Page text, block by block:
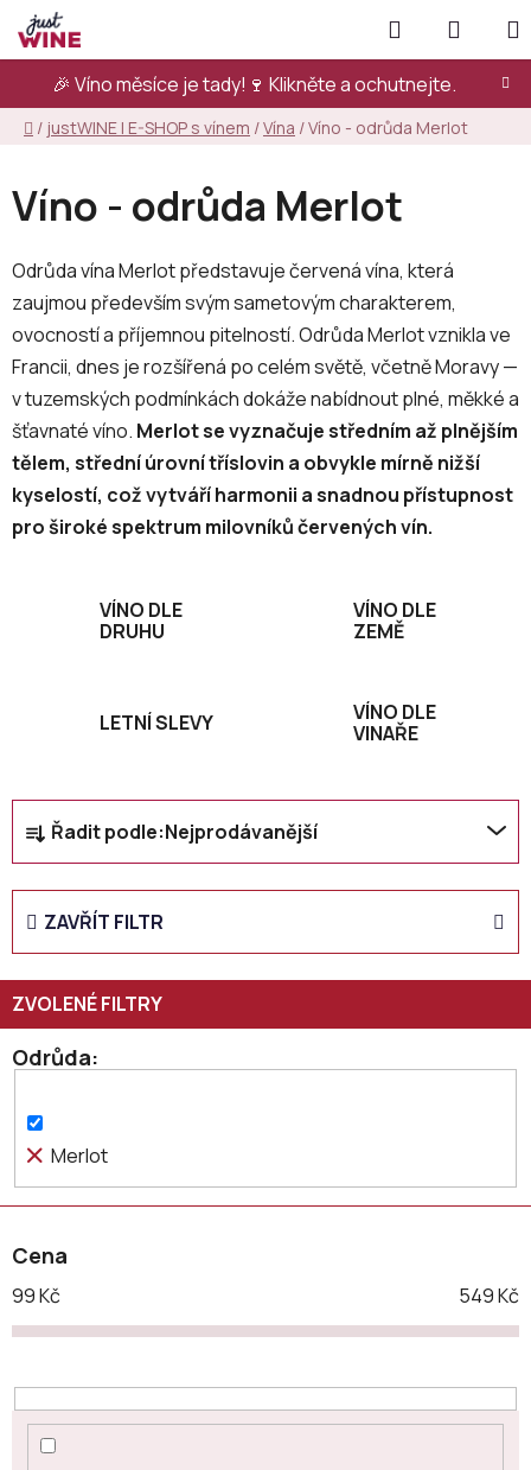
Přejít
na
obsah
🎉 Víno měsíce je tady!🍷 Klikněte a ochutnejte.
Hledat
KOŠÍK
Domů
/ justWINE | E-SHOP s vínem /Vína /Víno - odrůda Merlot
Víno - odrůda Merlot
Odrůda vína Merlot představuje červená vína, která
zaujmou především svým sametovým charakterem,
ovocností a příjemnou pitelností. Odrůda Merlot vznikla ve
Francii, dnes je rozšířená po celém světě, včetně Moravy —
v tuzemských podmínkách dokáže nabídnout plné, měkké a
šťavnaté víno. Merlot se vyznačuje středním až plnějším
tělem, střední úrovní tříslovin a obvykle mírně nižší
kyselostí, což vytváří harmonii a snadnou přístupnost
pro široké spektrum milovníků červených vín.
VÍNO DLE
DRUHU
VÍNO DLE
ZEMĚ
LETNÍ SLEVY
VÍNO DLE
VINAŘE
Ř
a
z
n
í
p
r
o
u
t
ů
Řadit podle:Nejprodávanější
ZAVŘÍT FILTR
Odrůda
Merlot
Cena
99Kč 549Kč